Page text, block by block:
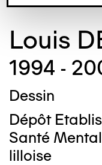
Louis
1994 -
Dessin
Dépôt
Santé
lilloise